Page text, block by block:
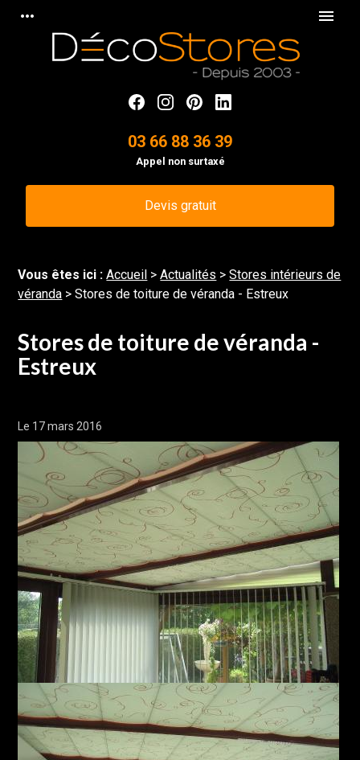
more_horiz menu
03 66 88 36 39
Appel non surtaxé
Devis gratuit
Vous êtes ici : Accueil >Actualités >Stores intérieurs de
véranda > Stores de toiture de véranda - Estreux
Stores de toiture de véranda -
Estreux
Le 17 mars 2016